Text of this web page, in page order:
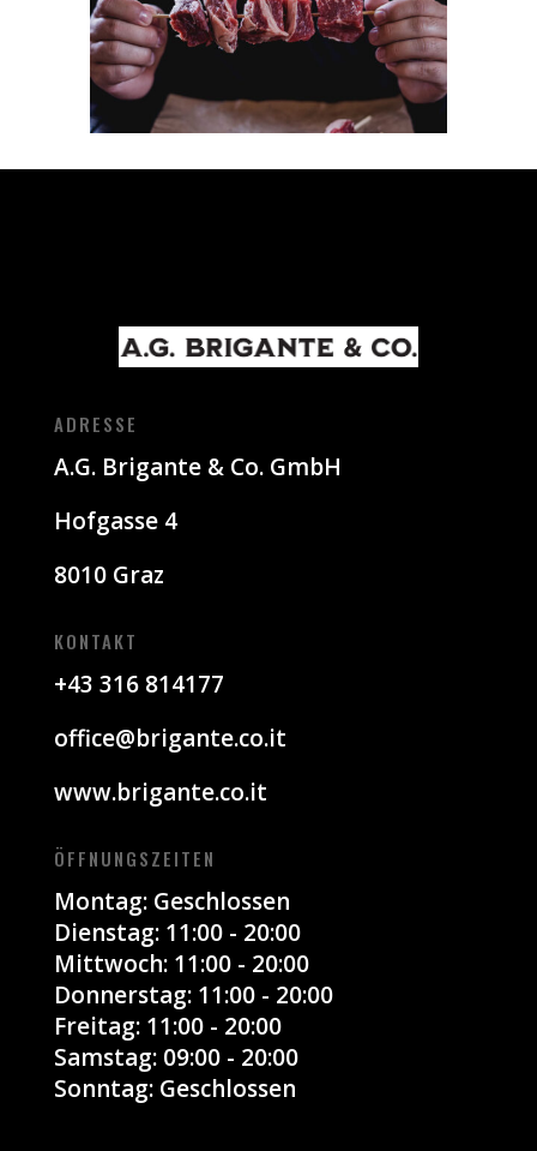
ADRESSE
A.G. Brigante & Co. GmbH
Hofgasse 4
8010 Graz
KONTAKT
+43 316 814177
office@brigante.co.it
www.brigante.co.it
ÖFFNUNGSZEITEN
Montag: Geschlossen
Dienstag: 11:00 - 20:00
Mittwoch: 11:00 - 20:00
Donnerstag: 11:00 - 20:00
Freitag: 11:00 - 20:00
Samstag: 09:00 - 20:00
Sonntag: Geschlossen